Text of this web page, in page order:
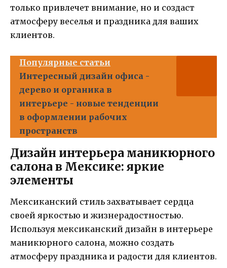
только привлечет внимание, но и создаст
атмосферу веселья и праздника для ваших
клиентов.
Популярные статьи
Интересный дизайн офиса -
дерево и органика в
интерьере - новые тенденции
в оформлении рабочих
пространств
Дизайн интерьера маникюрного
салона в Мексике: яркие
элементы
Мексиканский стиль захватывает сердца
своей яркостью и жизнерадостностью.
Используя мексиканский дизайн в интерьере
маникюрного салона, можно создать
атмосферу праздника и радости для клиентов.